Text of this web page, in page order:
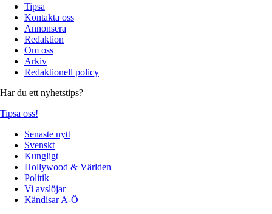
Tipsa
Kontakta oss
Annonsera
Redaktion
Om oss
Arkiv
Redaktionell policy
Har du ett nyhetstips?
Tipsa oss!
Senaste nytt
Svenskt
Kungligt
Hollywood & Världen
Politik
Vi avslöjar
Kändisar A-Ö